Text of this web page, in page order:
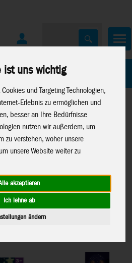
ist uns wichtig
und Targeting Technologien,
Erlebnis zu ermöglichen und
besser an Ihre Bedürfnisse
nutzen wir außerdem, um
zu verstehen, woher unsere
unsere Website weiter zu
akzeptieren
Ich lehne ab
ändern
Marken